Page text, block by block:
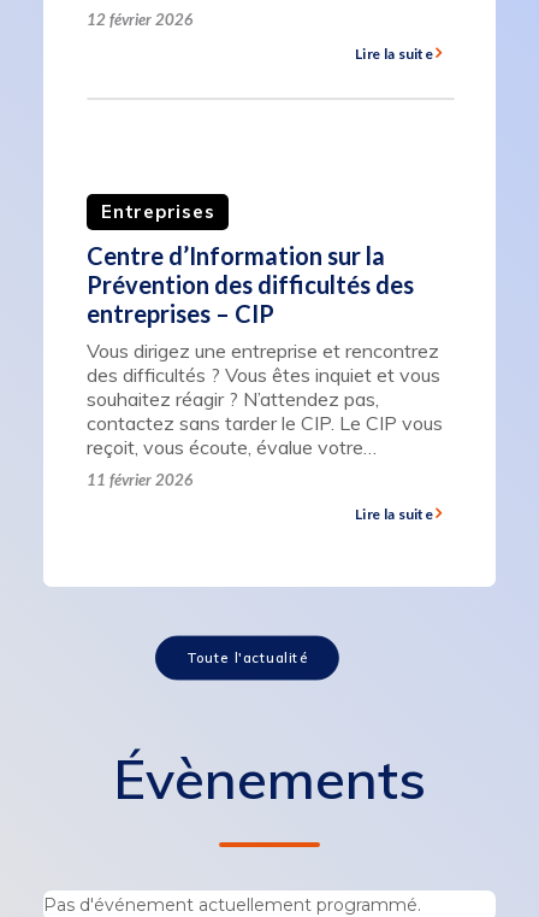
12 février 2026
Lire la suite
Entreprises
Centre d’Information sur la
Prévention des difficultés des
entreprises – CIP
Vous dirigez une entreprise et rencontrez
des difficultés ? Vous êtes inquiet et vous
souhaitez réagir ? N’attendez pas,
contactez sans tarder le CIP. Le CIP vous
reçoit, vous écoute, évalue votre…
11 février 2026
Lire la suite
Toute l'actualité
Évènements
Pas d'événement actuellement programmé.